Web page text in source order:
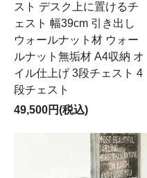
スト デスク上に置けるチ
ェスト 幅39cm 引き出し
ウォールナット材 ウォー
ルナット無垢材 A4収納 オ
イル仕上げ 3段チェスト 4
段チェスト
49,500円(税込)